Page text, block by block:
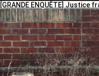
[GRANDE ENQUÊTE] Justice